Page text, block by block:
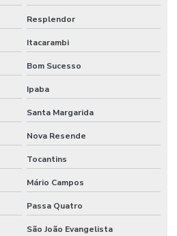
Corporativa
E Manutenção
Programada
Completo
Resplendor
Itacarambi
Bom Sucesso
Ipaba
Santa Margarida
Nova Resende
Tocantins
Mário Campos
Passa Quatro
São João Evangelista